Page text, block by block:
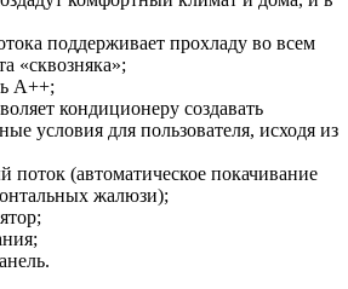
поддерживает прохладу во всем
«сквозняка»;
А++;
кондиционеру создавать
условия для пользователя, исходя из
(автоматическое покачивание
жалюзи);